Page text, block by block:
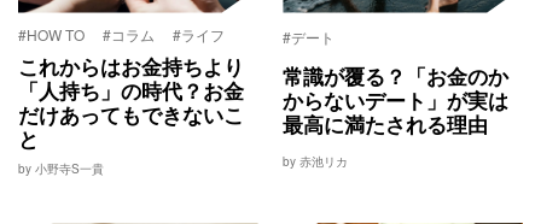
#HOW TO #コラム #ライフ
これからはお金持ちより
「人持ち」の時代？お金
だけあってもできないこ
と
by 小野寺S一貴
#デート
常識が覆る？「お金のか
からないデート」が実は
最高に満たされる理由
by 赤池リカ